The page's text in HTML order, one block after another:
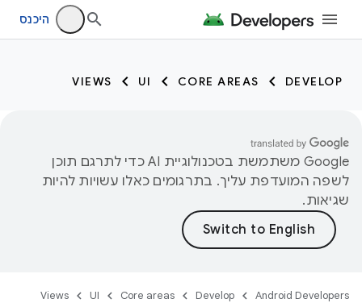
היכנס
DEVELOP
CORE AREAS
UI
VIEWS
‫Google משתמשת בטכנולוגיית AI כדי לתרגם תוכן
לשפה המועדפת עליך. בתרגומים כאלו עשויות להיות
שגיאות.
Android Developers
Develop
Core areas
UI
Views